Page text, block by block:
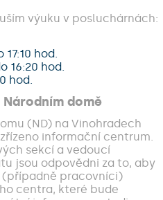
výuku v posluchárnách:
hod.
16:20 hod.
hod.
domě
(ND) na Vinohradech
informační centrum.
sekcí a vedoucí
jsou odpovědni za to, aby
(případně pracovníci)
centra, které bude